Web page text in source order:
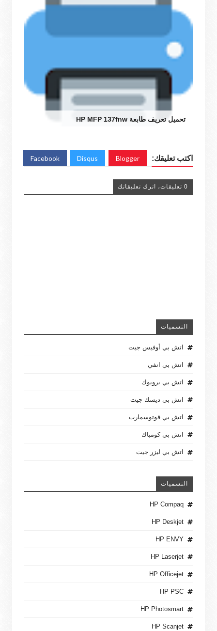
تحميل تعريف طابعة HP MFP 137fnw
اكتب تعليقك: Blogger
Disqus
Facebook
0 تعليقات، اترك تعليقاتك
التسميات
اتش بي أوفيس جيت
اتش بي انفي
اتش بي بروبوك
اتش بي ديسك جيت
اتش بي فوتوسمارت
اتش بي كومباك
اتش بي ليزر جيت
التسميات
HP Compaq
HP Deskjet
HP ENVY
HP Laserjet
HP Officejet
HP PSC
HP Photosmart
HP Scanjet